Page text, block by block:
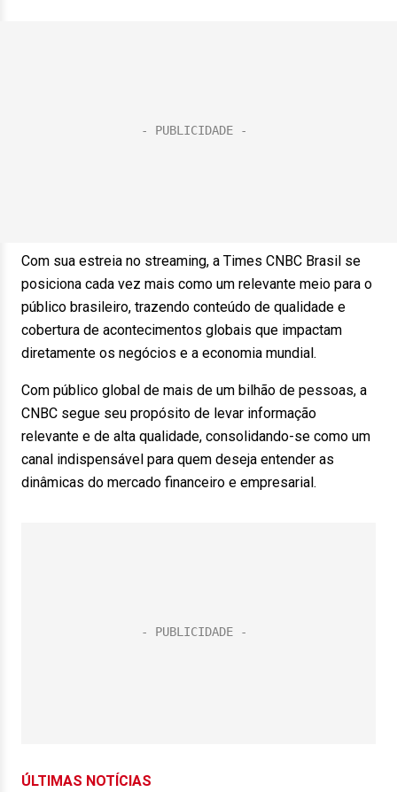
Com sua estreia no streaming, a Times CNBC Brasil se
posiciona cada vez mais como um relevante meio para o
público brasileiro, trazendo conteúdo de qualidade e
cobertura de acontecimentos globais que impactam
diretamente os negócios e a economia mundial.
Com público global de mais de um bilhão de pessoas, a
CNBC segue seu propósito de levar informação
relevante e de alta qualidade, consolidando-se como um
canal indispensável para quem deseja entender as
dinâmicas do mercado financeiro e empresarial.